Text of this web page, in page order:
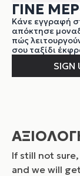
ΓΙΝΕ
Κάνε εγγραφή
απόκτησε
πώς
σου ταξίδι
SIGN
If still not
and we will